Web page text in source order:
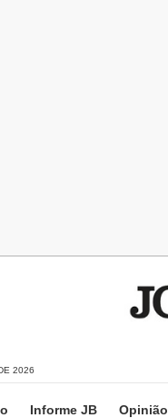
2026
Informe JB Opinião